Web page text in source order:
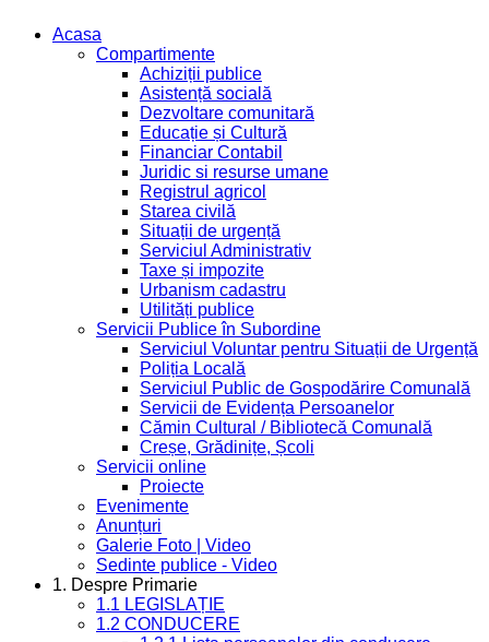
Acasa
Compartimente
Achiziții publice
Asistență socială
Dezvoltare comunitară
Educație și Cultură
Financiar Contabil
Juridic si resurse umane
Registrul agricol
Starea civilă
Situații de urgență
Serviciul Administrativ
Taxe și impozite
Urbanism cadastru
Utilități publice
Servicii Publice în Subordine
Serviciul Voluntar pentru Situații de Urgență
Poliția Locală
Serviciul Public de Gospodărire Comunală
Servicii de Evidența Persoanelor
Cămin Cultural / Bibliotecă Comunală
Creșe, Grădinițe, Școli
Servicii online
Proiecte
Evenimente
Anunțuri
Galerie Foto | Video
Sedinte publice - Video
1. Despre Primarie
1.1 LEGISLAȚIE
1.2 CONDUCERE